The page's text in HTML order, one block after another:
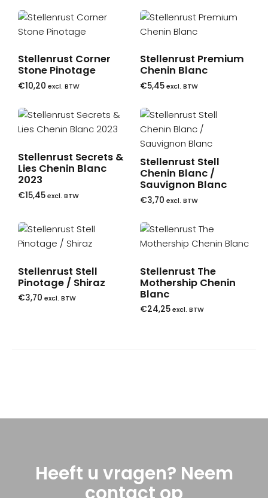
Stellenrust Corner
Stone Pinotage
€10,20 excl. BTW
Stellenrust Premium
Chenin Blanc
€5,45 excl. BTW
Stellenrust Secrets &
Lies Chenin Blanc
2023
€15,45 excl. BTW
Stellenrust Stell
Chenin Blanc /
Sauvignon Blanc
€3,70 excl. BTW
Stellenrust Stell
Pinotage / Shiraz
€3,70 excl. BTW
Stellenrust The
Mothership Chenin
Blanc
€24,25 excl. BTW
Heeft u vragen? Neem
contact op